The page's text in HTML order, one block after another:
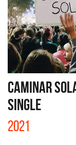
CAMINAR
SINGLE
2021